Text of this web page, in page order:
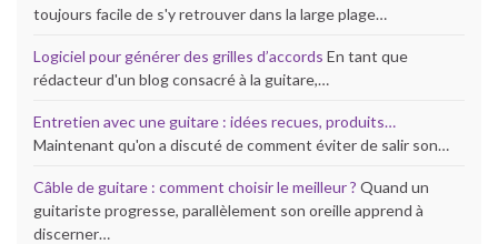
toujours facile de s'y retrouver dans la large plage…
Logiciel pour générer des grilles d’accords En tant que
rédacteur d'un blog consacré à la guitare,…
Entretien avec une guitare : idées recues, produits…
Maintenant qu'on a discuté de comment éviter de salir son…
Câble de guitare : comment choisir le meilleur ? Quand un
guitariste progresse, parallèlement son oreille apprend à
discerner…